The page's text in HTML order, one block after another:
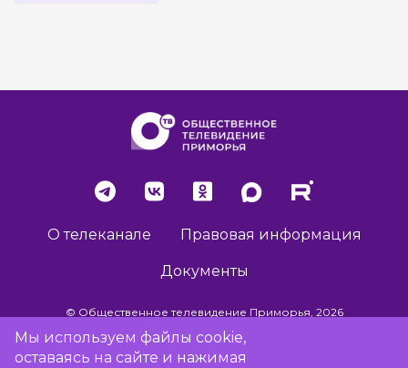
О телеканале Правовая информация
Документы
© Общественное телевидение Приморья, 2026
Мы используем файлы cookie,
оставаясь на сайте и нажимая